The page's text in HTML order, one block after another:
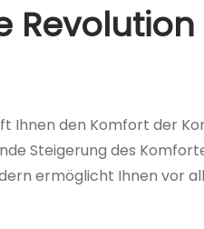
den Komfort der
Steigerung des
ermöglicht Ihnen vor